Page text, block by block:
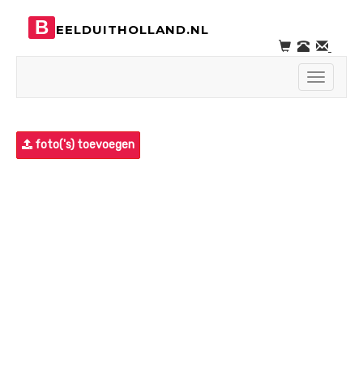
B EELDUITHOLLAND.NL
Toggle
foto('s) toevoegen